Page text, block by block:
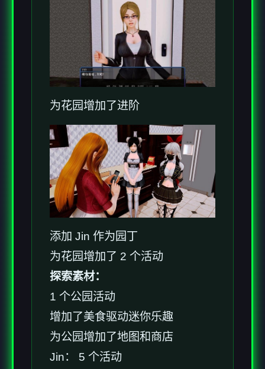
为花园增加了进阶
添加 Jin 作为园丁
为花园增加了 2 个活动
探索素材：
1 个公园活动
增加了美食驱动迷你乐趣
为公园增加了地图和商店
Jin： 5 个活动